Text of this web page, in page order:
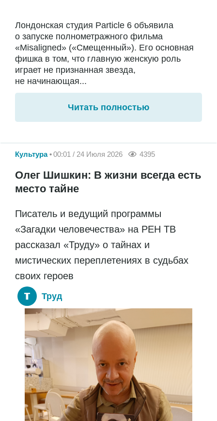
Лондонская студия Particle 6 объявила
о запуске полнометражного фильма
«Misaligned» («Смещенный»). Его основная
фишка в том, что главную женскую роль
играет не признанная звезда,
не начинающая...
Читать полностью
Культура 00:01 / 24 Июля 2026 4395
Олег Шишкин: В жизни всегда есть
место тайне
Писатель и ведущий программы
«Загадки человечества» на РЕН ТВ
рассказал «Труду» о тайнах и
мистических переплетениях в судьбах
своих героев
Труд